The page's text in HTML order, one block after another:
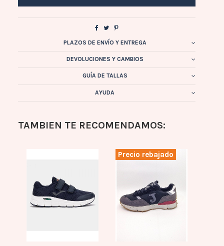
PLAZOS DE ENVÍO Y ENTREGA
DEVOLUCIONES Y CAMBIOS
GUÍA DE TALLAS
AYUDA
TAMBIEN TE RECOMENDAMOS:
Precio rebajado